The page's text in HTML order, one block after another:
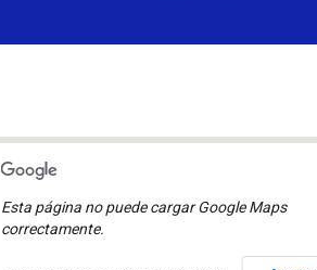
Esta página no puede cargar Google Maps
correctamente.